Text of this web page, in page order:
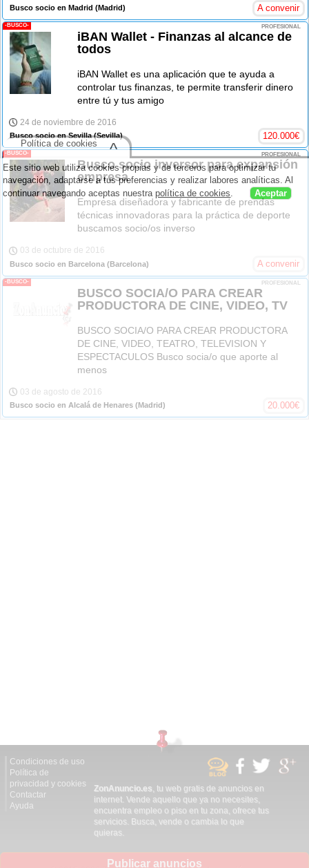
Publicar anuncios
Busco socio en Madrid (Madrid) A convenir
-BUSCO- PROFESIONAL
iBAN Wallet - Finanzas al alcance de
todos
iBAN Wallet es una aplicación que te ayuda a
controlar tus finanzas, te permite transferir dinero
entre tú y tus amigo
24 de noviembre de 2016
Busco socio en Sevilla(Sevilla) 120.000€
-BUSCO- PROFESIONAL
Busco socio inversor para expansión
empresa
Empresa diseñadora y fabricante de prendas
técnicas innovadoras para la práctica de deporte
buscamos socio/os inverso
03 de octubre de 2016
Busco socio en Barcelona (Barcelona) A convenir
-BUSCO- PROFESIONAL
BUSCO SOCIA/O PARA CREAR
PRODUCTORA DE CINE, VIDEO, TV
BUSCO SOCIA/O PARA CREAR PRODUCTORA
DE CINE, VIDEO, TEATRO, TELEVISION Y
ESPECTACULOS Busco socia/o que aporte al
menos
03 de agosto de 2016
Busco socio en Alcalá de Henares (Madrid) 20.000€
Condiciones de uso
Política de
privacidad y cookies
Contactar
Ayuda
ZonAnuncio.es , tu web gratis de anuncios en
internet. Vende aquello que ya no necesites,
encuentra empleo o piso en tu zona, ofrece tus
servicios. Busca, vende o cambia lo que
quieras.
Este sitio web utiliza cookies propias y de terceros para optimizar tu
navegación, adaptarse a tus preferencias y realizar labores analíticas. Al
continuar navegando aceptas nuestrapolítica de cookies. Aceptar
Política de cookies ^